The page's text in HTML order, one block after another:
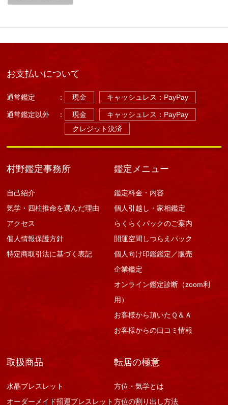
気）
お支払いについて
通常鑑定 ： 現金 キャッシュレス：PayPay
通常鑑定以外 ： 現金
キャッシュレス：PayPay
クレジット決済
村野鑑定事務所
自己紹介
気学・四柱推命を選んだ理由
アクセス
個人情報保護方針
特定商取引法に基づく表記
鑑定メニュー
鑑定料金・内容
個人引越し・家相鑑定
らくらくパックのご案内
開運空間しつらえパック
個人向け印鑑鑑定／販売
企業鑑定
オンライン鑑定診断（zoom利
用）
お客様から頂いたＱ＆Ａ
お客様からの口コミ情報
取扱商品
水晶ブレスレット
オーダーメイド招運ブレスレット
転居の極意
方位・気学とは
方位の割り出し方法